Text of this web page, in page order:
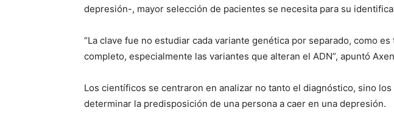
depresión-, mayor selección de pacientes se necesita para su
“La clave fue no estudiar cada variante genética por separado, como
completo, especialmente las variantes que alteran el ADN”, apuntó
Los científicos se centraron en analizar no tanto el diagnóstico, sino
determinar la predisposición de una persona a caer en una depresión.